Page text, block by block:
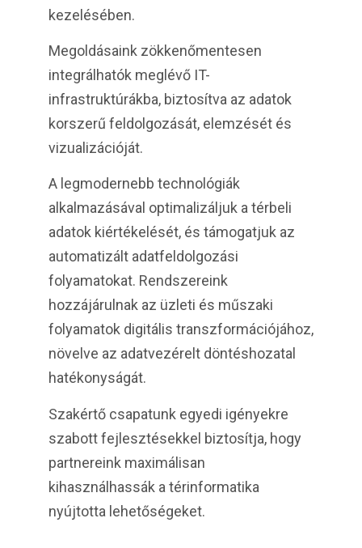
kezelésében.
Megoldásaink zökkenőmentesen
integrálhatók meglévő IT-
infrastruktúrákba, biztosítva az adatok
korszerű feldolgozását, elemzését és
vizualizációját.
A legmodernebb technológiák
alkalmazásával optimalizáljuk a térbeli
adatok kiértékelését, és támogatjuk az
automatizált adatfeldolgozási
folyamatokat. Rendszereink
hozzájárulnak az üzleti és műszaki
folyamatok digitális transzformációjához,
növelve az adatvezérelt döntéshozatal
hatékonyságát.
Szakértő csapatunk egyedi igényekre
szabott fejlesztésekkel biztosítja, hogy
partnereink maximálisan
kihasználhassák a térinformatika
nyújtotta lehetőségeket.